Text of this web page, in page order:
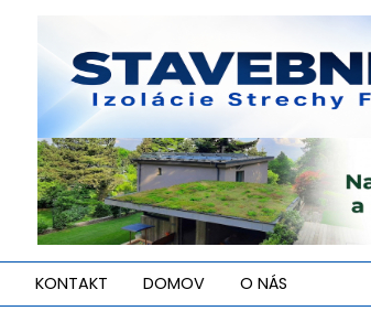
KONTAKT DOMOV O NÁS